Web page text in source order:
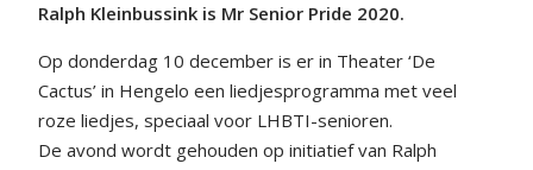
Ralph Kleinbussink is Mr Senior Pride 2020.
Op donderdag 10 december is er in Theater ‘De
Cactus’ in Hengelo een liedjesprogramma met veel
roze liedjes, speciaal voor LHBTI-senioren.
De avond wordt gehouden op initiatief van Ralph